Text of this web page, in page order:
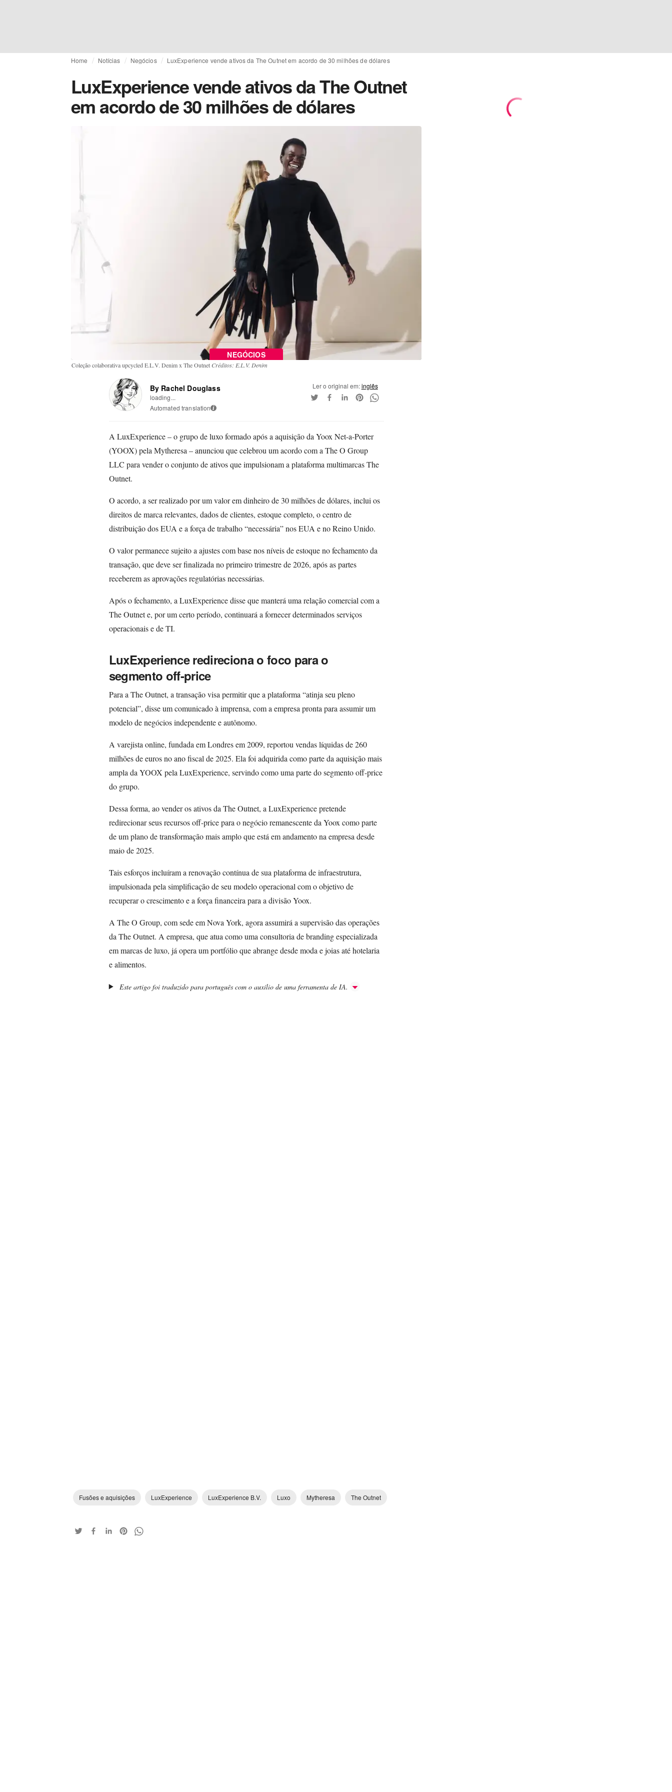
Home Notícias Negócios LuxExperience vende ativos da The Outnet em acordo de 30 milhões de dólares
LuxExperience vende ativos da The Outnet
em acordo de 30 milhões de dólares
NEGÓCIOS
Coleção colaborativa upcycled E.L.V. Denim x The Outnet Créditos: E.L.V. Denim
By Rachel Douglass
loading...
Automated translation i
Ler o original em:inglês
A LuxExperience – o grupo de luxo formado após a aquisição da Yoox Net-a-Porter
(YOOX) pela Mytheresa – anunciou que celebrou um acordo com a The O Group
LLC para vender o conjunto de ativos que impulsionam a plataforma multimarcas The
Outnet.
O acordo, a ser realizado por um valor em dinheiro de 30 milhões de dólares, inclui os
direitos de marca relevantes, dados de clientes, estoque completo, o centro de
distribuição dos EUA e a força de trabalho “necessária” nos EUA e no Reino Unido.
O valor permanece sujeito a ajustes com base nos níveis de estoque no fechamento da
transação, que deve ser finalizada no primeiro trimestre de 2026, após as partes
receberem as aprovações regulatórias necessárias.
Após o fechamento, a LuxExperience disse que manterá uma relação comercial com a
The Outnet e, por um certo período, continuará a fornecer determinados serviços
operacionais e de TI.
LuxExperience redireciona o foco para o
segmento off-price
Para a The Outnet, a transação visa permitir que a plataforma “atinja seu pleno
potencial”, disse um comunicado à imprensa, com a empresa pronta para assumir um
modelo de negócios independente e autônomo.
A varejista online, fundada em Londres em 2009, reportou vendas líquidas de 260
milhões de euros no ano fiscal de 2025. Ela foi adquirida como parte da aquisição mais
ampla da YOOX pela LuxExperience, servindo como uma parte do segmento off-price
do grupo.
Dessa forma, ao vender os ativos da The Outnet, a LuxExperience pretende
redirecionar seus recursos off-price para o negócio remanescente da Yoox como parte
de um plano de transformação mais amplo que está em andamento na empresa desde
maio de 2025.
Tais esforços incluíram a renovação contínua de sua plataforma de infraestrutura,
impulsionada pela simplificação de seu modelo operacional com o objetivo de
recuperar o crescimento e a força financeira para a divisão Yoox.
A The O Group, com sede em Nova York, agora assumirá a supervisão das operações
da The Outnet. A empresa, que atua como uma consultoria de branding especializada
em marcas de luxo, já opera um portfólio que abrange desde moda e joias até hotelaria
e alimentos.
Este artigo foi traduzido para português com o auxílio de uma ferramenta de IA.
Fusões e aquisições LuxExperience LuxExperience B.V. Luxo Mytheresa The Outnet